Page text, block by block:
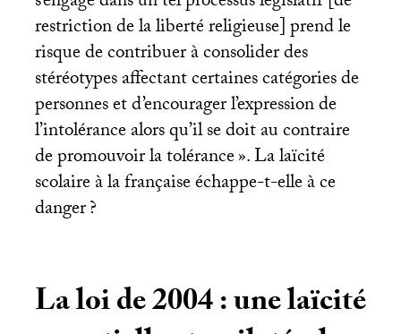
restriction de la liberté religieuse] prend le
risque de contribuer à consolider des
stéréotypes affectant certaines catégories de
personnes et d’encourager l’expression de
l’intolérance alors qu’il se doit au contraire
de promouvoir la tolérance». La laïcité
scolaire à la française échappe-t-elle à ce
danger?
La loi de 2004 : une laïcité